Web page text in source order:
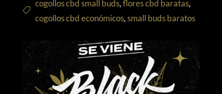
cogollos cbd small buds,flores cbd baratas,
cogollos cbd económicos,small buds baratos